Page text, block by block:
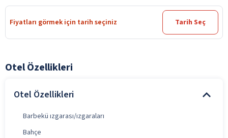
Fiyatları görmek için tarih seçiniz Tarih Seç
Otel Özellikleri
Otel Özellikleri
Barbekü ızgarası/ızgaraları
Bahçe